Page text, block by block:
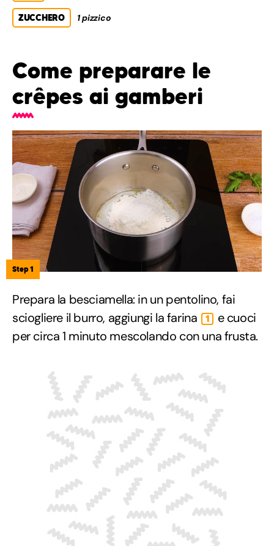
ZUCCHERO 1 pizzico
Come preparare le
crêpes ai gamberi
Step 1
Prepara la besciamella: in un pentolino, fai
sciogliere il burro, aggiungi la farina
1
e cuoci
per circa 1 minuto mescolando con una frusta.